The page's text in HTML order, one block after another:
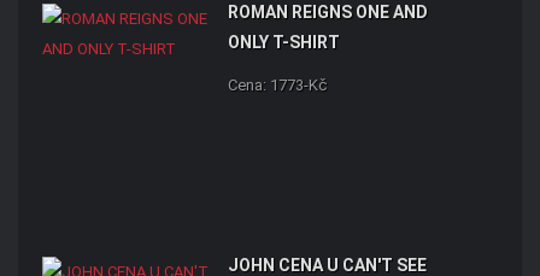
ROMAN REIGNS ONE AND
ONLY T-SHIRT
Cena: 1773-Kč
JOHN CENA U CAN'T SEE